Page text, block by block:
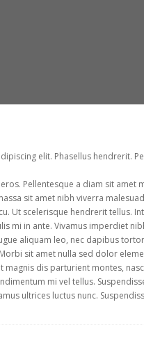
elit. Phasellus hendrerit.
Pellentesque a diam sit amet
sit amet nibh viverra
Ut scelerisque hendrerit tellus.
mi in ante. Vivamus imperdiet
aliquam leo, nec dapibus
sit amet nulla sed dolor
dis parturient montes,
mi vel tellus.
ultrices luctus nunc.